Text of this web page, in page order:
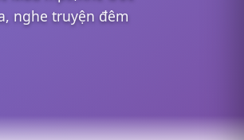
nghe truyện đêm